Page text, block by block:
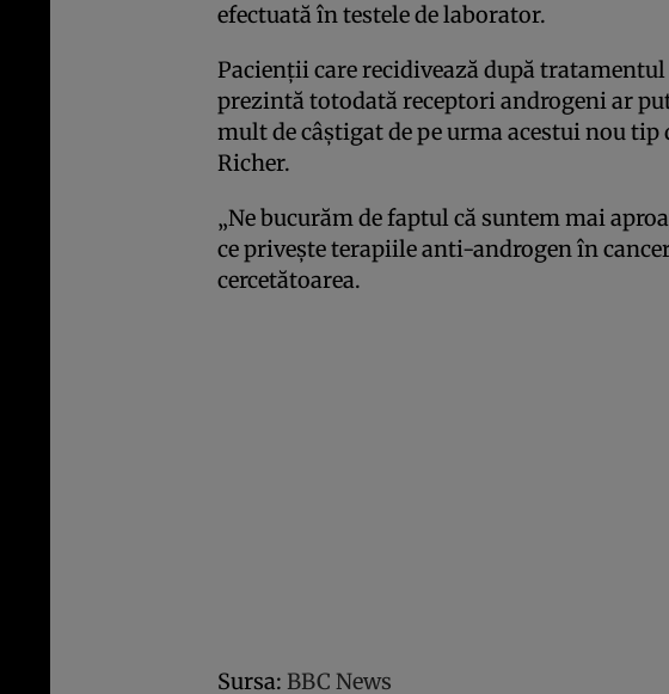
efectuată în testele de laborator.
Pacienţii care recidivează după
prezintă totodată receptori androgeni ar
mult de câştigat de pe urma acestui nou
Richer.
„Ne bucurăm de faptul că suntem mai
ce priveşte terapiile anti-androgen în
cercetătoarea.
Sursa: BBC News